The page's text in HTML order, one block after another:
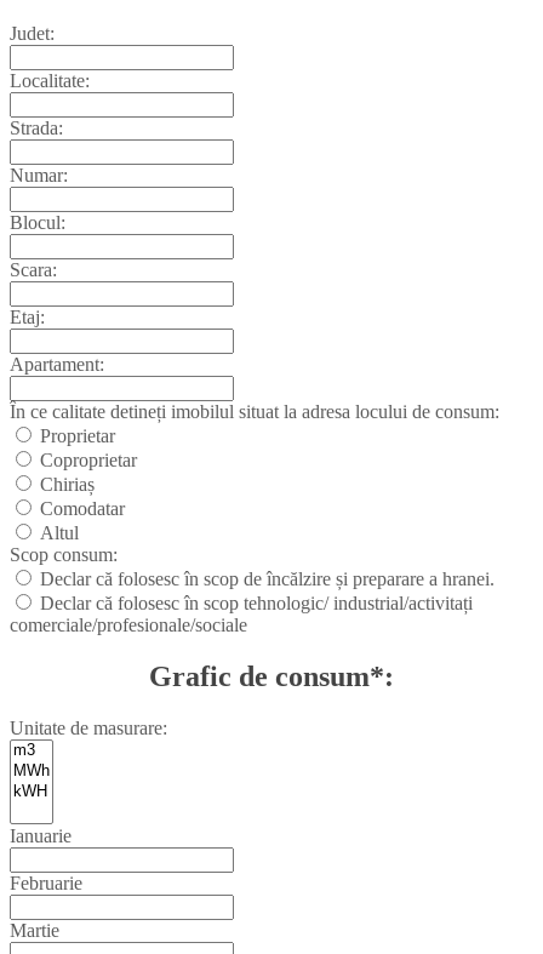
Judet:
Localitate:
Strada:
Numar:
Blocul:
Scara:
Etaj:
Apartament:
În ce calitate detineți imobilul situat la adresa locului de consum:
Proprietar
Coproprietar
Chiriaș
Comodatar
Altul
Scop consum:
Declar că folosesc în scop de încălzire și preparare a hranei.
Declar că folosesc în scop tehnologic/ industrial/activitați
comerciale/profesionale/sociale
Grafic de consum*:
Unitate de masurare:
Ianuarie
Februarie
Martie